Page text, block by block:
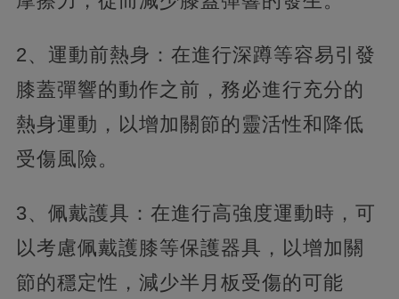
2、運動前熱身：在進行深蹲等容易引發
膝蓋彈響的動作之前，務必進行充分的
熱身運動，以增加關節的靈活性和降低
受傷風險。
3、佩戴護具：在進行高強度運動時，可
以考慮佩戴護膝等保護器具，以增加關
節的穩定性，減少半月板受傷的可能